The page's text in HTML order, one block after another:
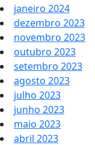
janeiro 2024
dezembro 2023
novembro 2023
outubro 2023
setembro 2023
agosto 2023
julho 2023
junho 2023
maio 2023
abril 2023